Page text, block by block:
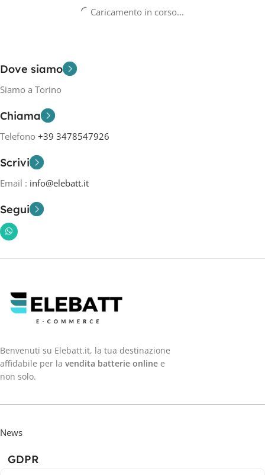
Caricamento in corso...
Dove siamo
Siamo a Torino
Chiama
Telefono +39 3478547926
Scrivi
Email : info@elebatt.it
Segui
Benvenuti su Elebatt.it, la tua destinazione
affidabile per la vendita batterie online e
non solo.
News
GDPR